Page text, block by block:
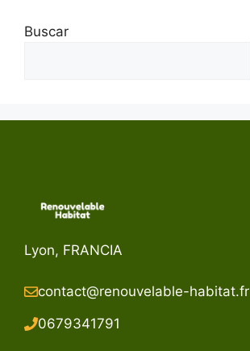
Buscar
Lyon, FRANCIA
contact@renouvelable-habitat.fr
0679341791